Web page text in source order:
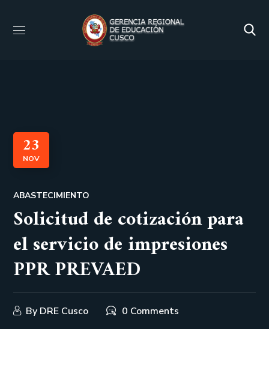
23
NOV
ABASTECIMIENTO
Solicitud de cotización para
el servicio de impresiones
PPR PREVAED
By DRE Cusco 0 Comments